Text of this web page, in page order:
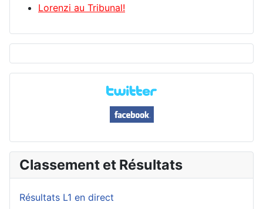
Lorenzi au Tribunal!
Classement et Résultats
Résultats L1 en direct